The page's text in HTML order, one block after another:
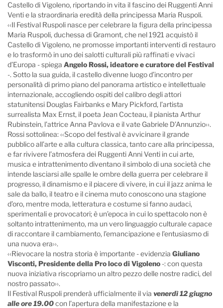
Castello di Vigoleno, riportando in vita il fascino dei Ruggenti Anni
Venti e la straordinaria eredità della principessa Maria Ruspoli.
‹‹Il Festival Ruspoli nasce per celebrare la figura della principessa
Maria Ruspoli, duchessa di Gramont, che nel 1921 acquistò il
Castello di Vigoleno, ne promosse importanti interventi di restauro
e lo trasformò in uno dei salotti culturali più raffinati e vivaci
d’Europa - spiega Angelo Rossi, ideatore e curatore del Festival
-. Sotto la sua guida, il castello divenne luogo d’incontro per
personalità di primo piano del panorama artistico e intellettuale
internazionale, accogliendo ospiti del calibro degli attori
statunitensi Douglas Fairbanks e Mary Pickford, l’artista
surrealista Max Ernst, il poeta Jean Cocteau, il pianista Arthur
Rubinstein, l’attrice Anna Pavlova e il vate Gabriele D’Annunzio››.
Rossi sottolinea: ‹‹Scopo del festival è avvicinare il grande
pubblico all’arte e alla cultura classica, tanto care alla principessa,
e far rivivere l’atmosfera dei Ruggenti Anni Venti in cui arte,
musica e intrattenimento diventano il simbolo di una società che
intende lasciarsi alle spalle le ombre della guerra per celebrare il
progresso, il dinamismo e il piacere di vivere, in cui il jazz anima le
sale da ballo, il teatro e il cinema muto conoscono una stagione
d’oro, mentre moda, letteratura e costume si fanno audaci,
sperimentali e provocatori; è un’epoca in cui lo spettacolo non è
soltanto intrattenimento, ma un vero linguaggio culturale capace
di raccontare il cambiamento, l’emancipazione e l’entusiasmo di
una nuova era››.
‹‹Rievocare la nostra storia è importante - evidenzia Giuliano
Visconti, Presidente della Pro loco di Vigoleno -: con questa
nuova iniziativa riscopriamo un altro pezzo delle nostre radici, del
nostro passato››.
Il Festival Ruspoli prenderà ufficialmente il via venerdì 12 giugno
alle ore 19.00con l’apertura della manifestazione e la